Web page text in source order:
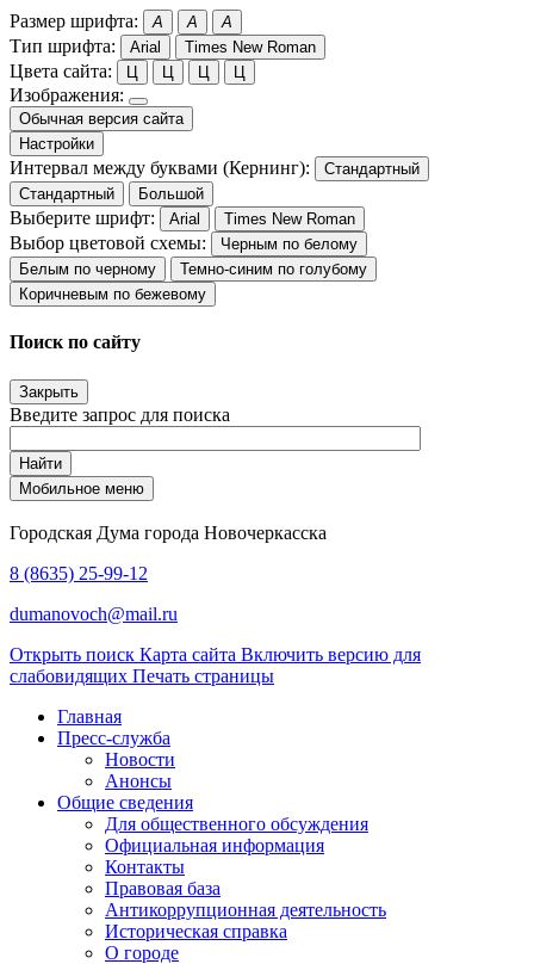
Размер шрифта: A A A
Тип шрифта: Arial Times New Roman
Цвета сайта: Ц Ц Ц Ц
Изображения:
Обычная версия сайта
Настройки
Интервал между буквами (Кернинг):
Стандартный
Стандартный
Большой
Выберите шрифт: Arial Times New Roman
Выбор цветовой схемы:
Черным по белому
Белым по черному
Темно-синим по голубому
Коричневым по бежевому
Поиск по сайту
Закрыть
Введите запрос для поиска
Найти
Мобильное меню
Городская Дума города Новочеркасска
8 (8635) 25-99-12
dumanovoch@mail.ru
Открыть поиск Карта сайта Включить версию для
слабовидящих Печать страницы
Главная
Пресс-служба
Новости
Анонсы
Общие сведения
Для общественного обсуждения
Официальная информация
Контакты
Правовая база
Антикоррупционная деятельность
Историческая справка
О городе